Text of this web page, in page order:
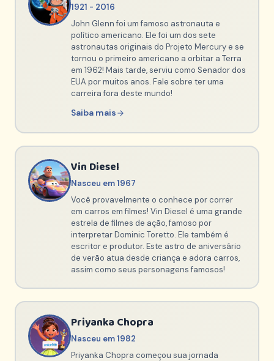
1921 - 2016
John Glenn foi um famoso astronauta e
político americano. Ele foi um dos sete
astronautas originais do Projeto Mercury e se
tornou o primeiro americano a orbitar a Terra
em 1962! Mais tarde, serviu como Senador dos
EUA por muitos anos. Fale sobre ter uma
carreira fora deste mundo!
Saiba mais
Vin Diesel
Nasceu em 1967
Você provavelmente o conhece por correr
em carros em filmes! Vin Diesel é uma grande
estrela de filmes de ação, famoso por
interpretar Dominic Toretto. Ele também é
escritor e produtor. Este astro de aniversário
de verão atua desde criança e adora carros,
assim como seus personagens famosos!
Priyanka Chopra
Nasceu em 1982
Priyanka Chopra começou sua jornada